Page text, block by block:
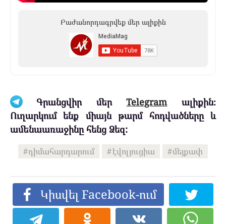
Բաժանորդագրվեք մեր ալիքին
Գրանցվիր մերTelegramալիքին։
Ուղարկում ենք միայն թարմ հոդվածները և
ամենաառաջինը հենց Ձեզ:
դիմահարդարում էվոլյուցիա մեյքափ
Կիսվել Facebook-ում